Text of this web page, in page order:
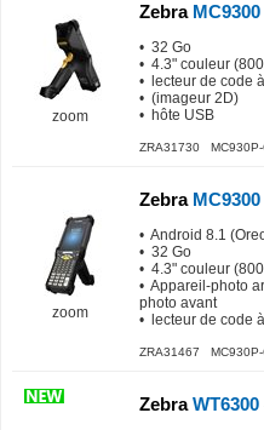
zoom
ZebraMC9300
• 32 Go
• 4.3" couleur
• lecteur de code
• (imageur 2D)
• hôte USB
ZRA31730 MC930P-
zoom
ZebraMC9300
• Android 8.1
• 32 Go
• 4.3" couleur
• Appareil-photo
photo avant
• lecteur de code
ZRA31467 MC930P-
ZebraWT6300